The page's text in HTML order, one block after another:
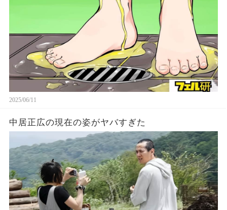
2025/06/11
中居正広の現在の姿がヤバすぎた